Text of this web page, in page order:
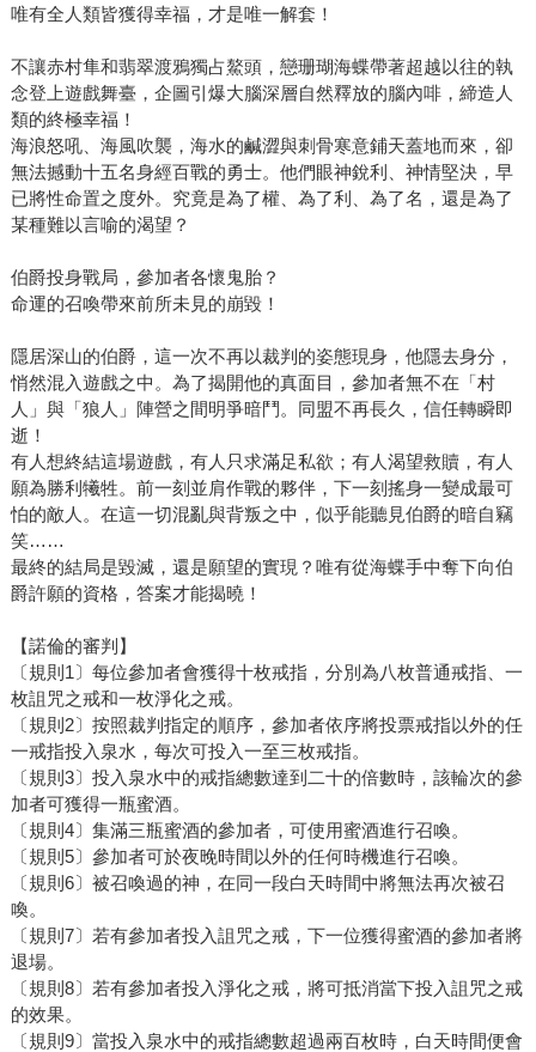
唯有全人類皆獲得幸福，才是唯一解套！
不讓赤村隼和翡翠渡鴉獨占鰲頭，戀珊瑚海蝶帶著超越以往的執
念登上遊戲舞臺，企圖引爆大腦深層自然釋放的腦內啡，締造人
類的終極幸福！
海浪怒吼、海風吹襲，海水的鹹澀與刺骨寒意鋪天蓋地而來，卻
無法撼動十五名身經百戰的勇士。他們眼神銳利、神情堅決，早
已將性命置之度外。究竟是為了權、為了利、為了名，還是為了
某種難以言喻的渴望？
伯爵投身戰局，參加者各懷鬼胎？
命運的召喚帶來前所未見的崩毀！
隱居深山的伯爵，這一次不再以裁判的姿態現身，他隱去身分，
悄然混入遊戲之中。為了揭開他的真面目，參加者無不在「村
人」與「狼人」陣營之間明爭暗鬥。同盟不再長久，信任轉瞬即
逝！
有人想終結這場遊戲，有人只求滿足私欲；有人渴望救贖，有人
願為勝利犧牲。前一刻並肩作戰的夥伴，下一刻搖身一變成最可
怕的敵人。在這一切混亂與背叛之中，似乎能聽見伯爵的暗自竊
笑……
最終的結局是毀滅，還是願望的實現？唯有從海蝶手中奪下向伯
爵許願的資格，答案才能揭曉！
【諾倫的審判】
〔規則1〕每位參加者會獲得十枚戒指，分別為八枚普通戒指、一
枚詛咒之戒和一枚淨化之戒。
〔規則2〕按照裁判指定的順序，參加者依序將投票戒指以外的任
一戒指投入泉水，每次可投入一至三枚戒指。
〔規則3〕投入泉水中的戒指總數達到二十的倍數時，該輪次的參
加者可獲得一瓶蜜酒。
〔規則4〕集滿三瓶蜜酒的參加者，可使用蜜酒進行召喚。
〔規則5〕參加者可於夜晚時間以外的任何時機進行召喚。
〔規則6〕被召喚過的神，在同一段白天時間中將無法再次被召
喚。
〔規則7〕若有參加者投入詛咒之戒，下一位獲得蜜酒的參加者將
退場。
〔規則8〕若有參加者投入淨化之戒，將可抵消當下投入詛咒之戒
的效果。
〔規則9〕當投入泉水中的戒指總數超過兩百枚時，白天時間便會